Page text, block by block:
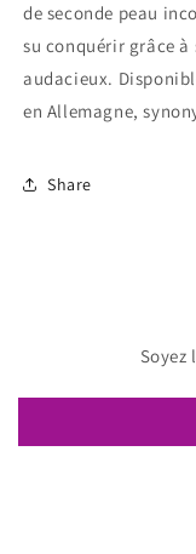
de seconde peau
su conquérir grâce
audacieux.
en Allemagne,
Share
Soyez